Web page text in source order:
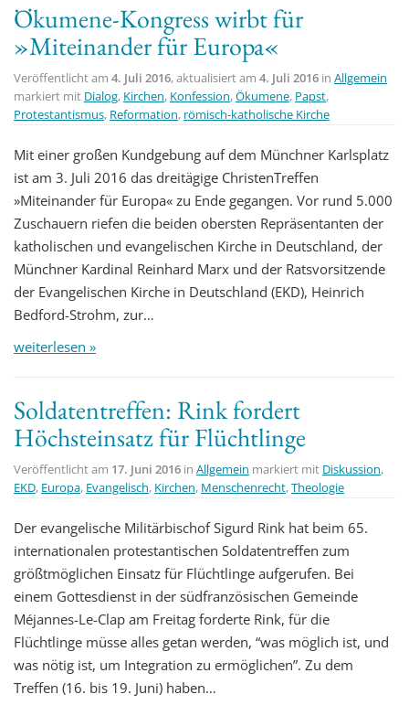
Ökumene-Kongress wirbt für
»Miteinander für Europa«
Veröffentlicht am 4. Juli 2016, aktualisiert am 4. Juli 2016 in Allgemein
markiert mit Dialog, Kirchen, Konfession,Ökumene, Papst,
Protestantismus, Reformation, römisch-katholische Kirche
Mit einer großen Kundgebung auf dem Münchner Karlsplatz
ist am 3. Juli 2016 das dreitägige ChristenTreffen
»Miteinander für Europa« zu Ende gegangen. Vor rund 5.000
Zuschauern riefen die beiden obersten Repräsentanten der
katholischen und evangelischen Kirche in Deutschland, der
Münchner Kardinal Reinhard Marx und der Ratsvorsitzende
der Evangelischen Kirche in Deutschland (EKD), Heinrich
Bedford-Strohm, zur…
weiterlesen »
Soldatentreffen: Rink fordert
Höchsteinsatz für Flüchtlinge
Veröffentlicht am 17. Juni 2016 in Allgemein markiert mit Diskussion,
EKD, Europa, Evangelisch, Kirchen, Menschenrecht,Theologie
Der evangelische Militärbischof Sigurd Rink hat beim 65.
internationalen protestantischen Soldatentreffen zum
größtmöglichen Einsatz für Flüchtlinge aufgerufen. Bei
einem Gottesdienst in der südfranzösischen Gemeinde
Méjannes-Le-Clap am Freitag forderte Rink, für die
Flüchtlinge müsse alles getan werden, “was möglich ist, und
was nötig ist, um Integration zu ermöglichen”. Zu dem
Treffen (16. bis 19. Juni) haben…